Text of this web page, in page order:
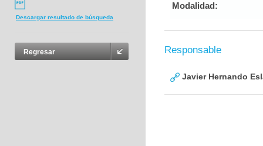
Descargar resultado de búsqueda
Regresar
Modalidad:
Responsable
Javier Hernando